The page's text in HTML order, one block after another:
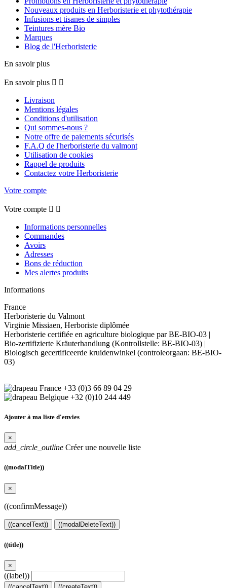
Nouveaux produits en Herboristerie et phytothérapie
Infusions et tisanes de simples
Teintures mère Bio
Marques
Blog de l'Herboristerie
En savoir plus
En savoir plus  
Livraison
Mentions légales
Conditions d'utilisation
Qui sommes-nous ?
Notre offre de paiements sécurisés
F.A.Q de l'herboristerie du valmont
Utilisation de cookies
Rappel de produits
Contactez votre Herboristerie
Votre compte
Votre compte  
Informations personnelles
Commandes
Avoirs
Adresses
Bons de réduction
Mes alertes produits
Informations
France
Herboristerie du Valmont
Virginie Missiaen, Herboriste diplômée
Herboristerie certifiée en agriculture biologique par BE-BIO-03 |
Bio-zertifizierte Kräuterhandlung (Kontrollstelle: BE-BIO-03) |
Biologisch gecertificeerde kruidenwinkel (controleorgaan: BE-BIO-
03)
+33 (0)3 66 89 04 29
+32 (0)10 244 449
Ajouter à ma liste d'envies
×
add_circle_outline Créer une nouvelle liste
((modalTitle))
×
((confirmMessage))
((cancelText)) ((modalDeleteText))
((title))
×
((label))